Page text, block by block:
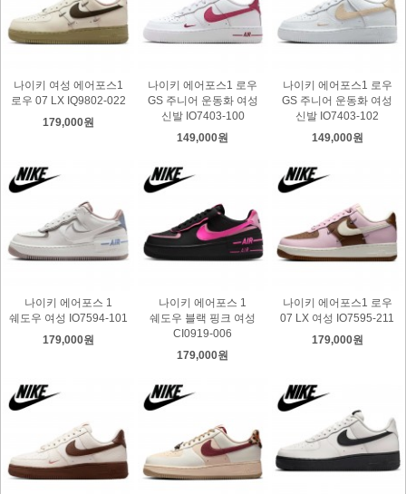
나이키 여성 에어포스1
로우 07 LX IQ9802-022
179,000원
나이키 에어포스1 로우
GS 주니어 운동화 여성
신발 IO7403-100
149,000원
나이키 에어포스1 로우
GS 주니어 운동화 여성
신발 IO7403-102
149,000원
나이키 에어포스 1
쉐도우 여성 IO7594-101
179,000원
나이키 에어포스 1
쉐도우 블랙 핑크 여성
CI0919-006
179,000원
나이키 에어포스1 로우
07 LX 여성 IO7595-211
179,000원